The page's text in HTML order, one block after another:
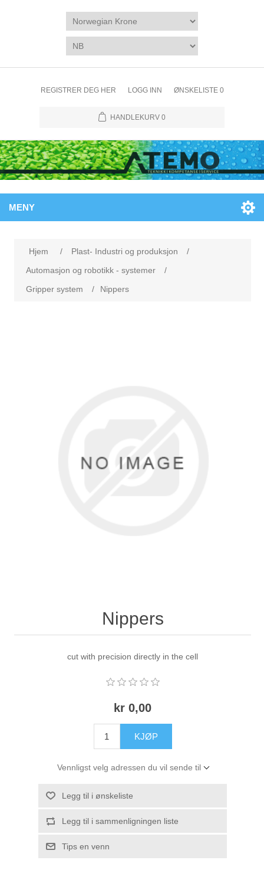
REGISTRER DEG HER LOGG INN ØNSKELISTE 0
HANDLEKURV 0
MENY
Hjem / Plast- Industri og produksjon
/
Automasjon og robotikk - systemer
/
Gripper system
/ Nippers
Nippers
cut with precision directly in the cell
kr 0,00
KJØP
Vennligst velg adressen du vil sende til
Legg til i ønskeliste
Legg til i sammenligningen liste
Tips en venn